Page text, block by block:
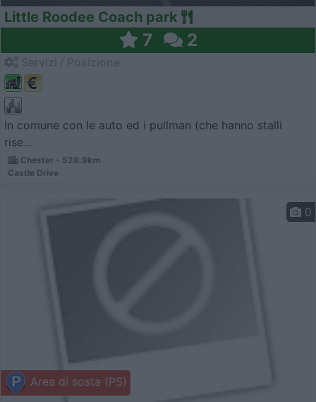
Little Roodee Coach park
7 2
In comune con le auto ed i pullman (che hanno stalli
rise...
Chester - 528.9km
Castle Drive
Area di sosta (PS)
0